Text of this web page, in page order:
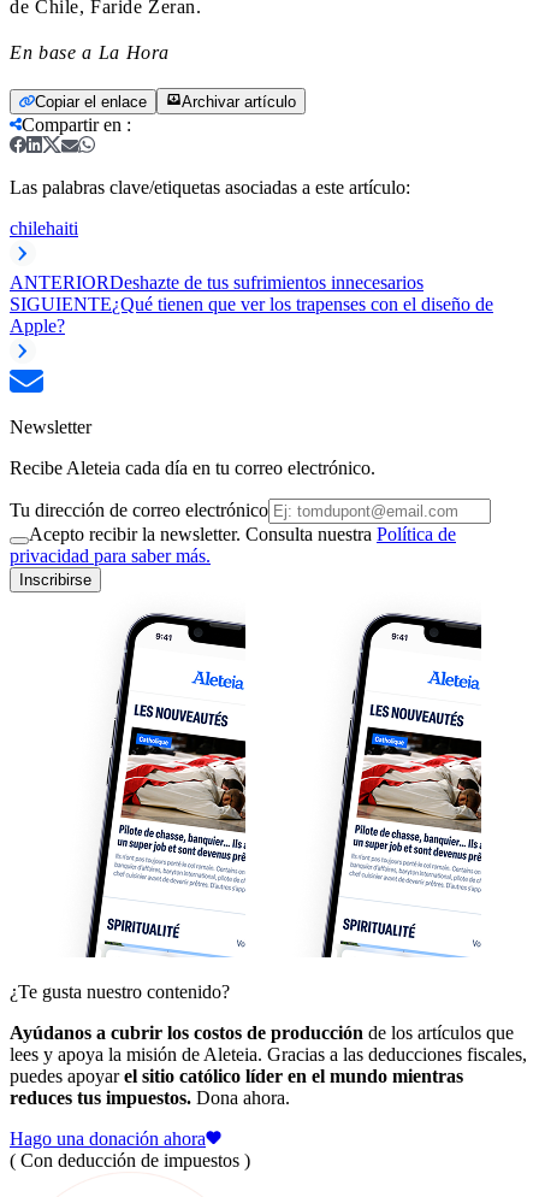
de Chile, Faride Zeran.
En base a La Hora
Copiar el enlace Archivar artículo
Compartir en :
Las palabras clave/etiquetas asociadas a este artículo:
chilehaiti
ANTERIORDeshazte de tus sufrimientos innecesarios
SIGUIENTE¿Qué tienen que ver los trapenses con el diseño de
Apple?
Newsletter
Recibe Aleteia cada día en tu correo electrónico.
Tu dirección de correo electrónico
Acepto recibir la newsletter. Consulta nuestra Política de
privacidad para saber más.
Inscribirse
¿Te gusta nuestro contenido?
Ayúdanos a cubrir los costos de producción de los artículos que
lees y apoya la misión de Aleteia. Gracias a las deducciones fiscales,
puedes apoyarel sitio católico líder en el mundo mientras
reduces tus impuestos. Dona ahora.
Hago una donación ahora
( Con deducción de impuestos )